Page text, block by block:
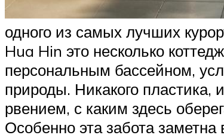
одного из самых лучших
Hua Hin это несколько
персональным бассейном,
природы. Никакого
рвением, с каким здесь
Особенно эта забота